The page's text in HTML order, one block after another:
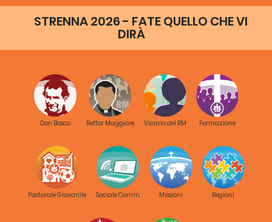
STRENNA 2026 - FATE QUELLO CHE VI
DIRÀ
Don Bosco Rettor Maggiore Vicario del RM Formazione
Pastorale Giovanile Sociale Comm. Missioni Regioni